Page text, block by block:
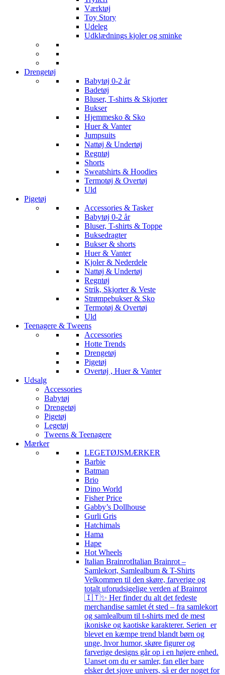
Værktøj
Toy Story
Udeleg
Udklædnings kjoler og sminke
Drengetøj
Babytøj 0-2 år
Badetøj
Bluser, T-shirts & Skjorter
Bukser
Hjemmesko & Sko
Huer & Vanter
Jumpsuits
Nattøj & Undertøj
Regntøj
Shorts
Sweatshirts & Hoodies
Termotøj & Overtøj
Uld
Pigetøj
Accessories & Tasker
Babytøj 0-2 år
Bluser, T-shirts & Toppe
Buksedragter
Bukser & shorts
Huer & Vanter
Kjoler & Nederdele
Nattøj & Undertøj
Regntøj
Strik, Skjorter & Veste
Strømpebukser & Sko
Termotøj & Overtøj
Uld
Teenagere & Tweens
Accessories
Hotte Trends
Drengetøj
Pigetøj
Overtøj , Huer & Vanter
Udsalg
Accessories
Babytøj
Drengetøj
Pigetøj
Legetøj
Tweens & Teenagere
Mærker
LEGETØJSMÆRKER
Barbie
Batman
Brio
Dino World
Fisher Price
Gabby’s Dollhouse
Gurli Gris
Hatchimals
Hama
Hape
Hot Wheels
Italian BrainrotItalian Brainrot –
Samlekort, Samlealbum & T-Shirts
Velkommen til den skøre, farverige og
totalt uforudsigelige verden af Brainrot
🇮🇹✨ Her finder du alt det fedeste
merchandise samlet ét sted – fra samlekort
og samlealbum til t-shirts med de mest
ikoniske og kaotiske karakterer. Serien er
blevet en kæmpe trend blandt børn og
unge, hvor humor, skøre figurer og
farverige designs går op i en højere enhed.
Uanset om du er samler, fan eller bare
elsker det sjove univers, så er der noget for